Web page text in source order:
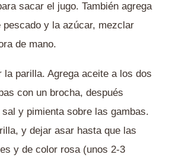
sacar el jugo. También agrega
y la azúcar, mezclar
de mano.
la parilla. Agrega aceite a los dos
con un brocha, después
y pimienta sobre las gambas.
y dejar asar hasta que las
y de color rosa (unos 2-3